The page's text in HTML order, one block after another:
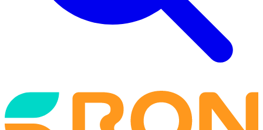
Back
to
frontpage